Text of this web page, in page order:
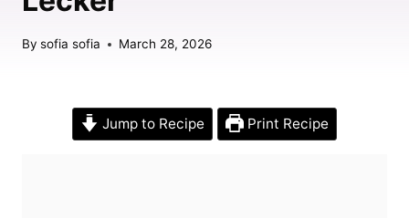
By sofia sofia March 28, 2026
Jump to Recipe Print Recipe